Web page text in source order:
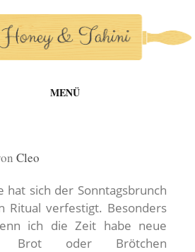
MENÜ
Cleo
hat sich der Sonntagsbrunch
Ritual verfestigt. Besonders
ich die Zeit habe neue
Brot oder Brötchen